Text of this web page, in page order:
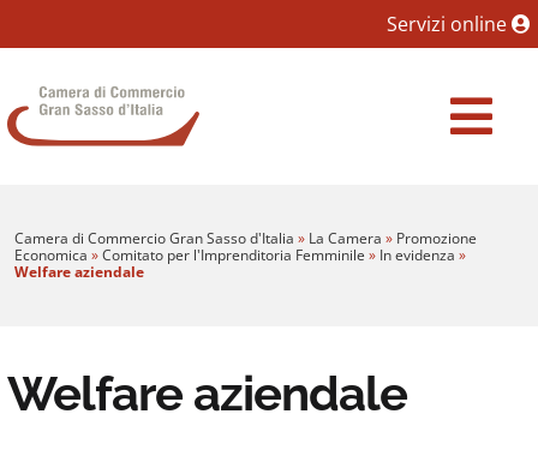
Vai al Contenuto principale della pagina
Servizi online
Camera di Commercio Gran Sasso d'Italia
Camera di Commercio Gran Sasso d'Italia » La Camera » Promozione
Economica »Comitato per l'Imprenditoria Femminile » In evidenza »
Welfare aziendale
Welfare aziendale